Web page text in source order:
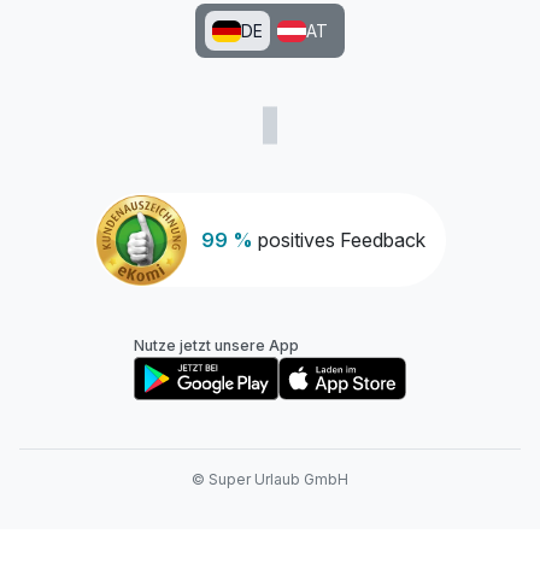
99 % positives Feedback
DE AT
Nutze jetzt unsere App
© Super Urlaub GmbH